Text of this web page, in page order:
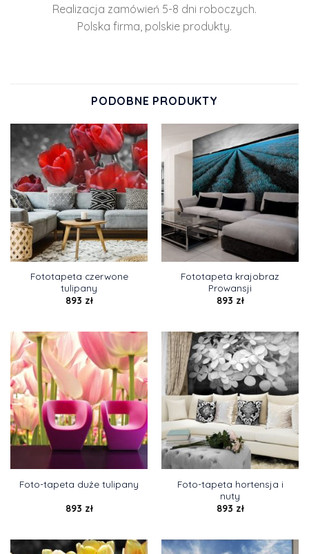
Realizacja zamówień 5-8 dni roboczych.
Polska firma, polskie produkty.
PODOBNE PRODUKTY
Fototapeta czerwone
tulipany
893 zł
Fototapeta krajobraz
Prowansji
893 zł
Foto-tapeta duże tulipany
893 zł
Foto-tapeta hortensja i
nuty
893 zł